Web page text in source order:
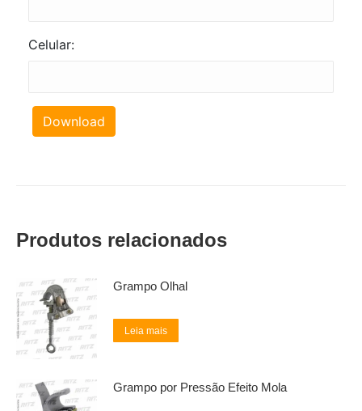
Celular:
Download
Produtos relacionados
Grampo Olhal
Leia mais
Grampo por Pressão Efeito Mola